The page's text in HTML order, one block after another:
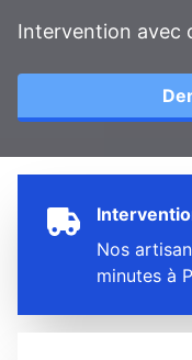
Intervention avec
Nos
minutes à